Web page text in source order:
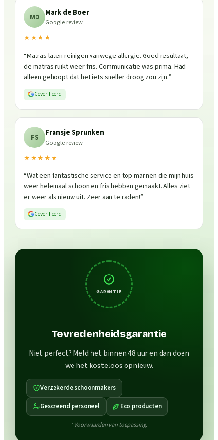
MD Mark de Boer
Google review
★★★★
“Matras laten reinigen vanwege allergie. Goed resultaat,
de matras ruikt weer fris. Communicatie was prima. Had
alleen gehoopt dat het iets sneller droog zou zijn.”
Geverifieerd
FS Fransje Sprunken
Google review
★★★★★
“Wat een fantastische service en top mannen die mijn huis
weer helemaal schoon en fris hebben gemaakt. Alles ziet
er weer als nieuw uit. Zeer aan te raden!”
Geverifieerd
GARANTIE
Tevredenheidsgarantie
Niet perfect? Meld het binnen 48 uur en dan doen
we het kosteloos opnieuw.
Verzekerde schoonmakers
Gescreend personeel Eco producten
* Voorwaarden van toepassing.